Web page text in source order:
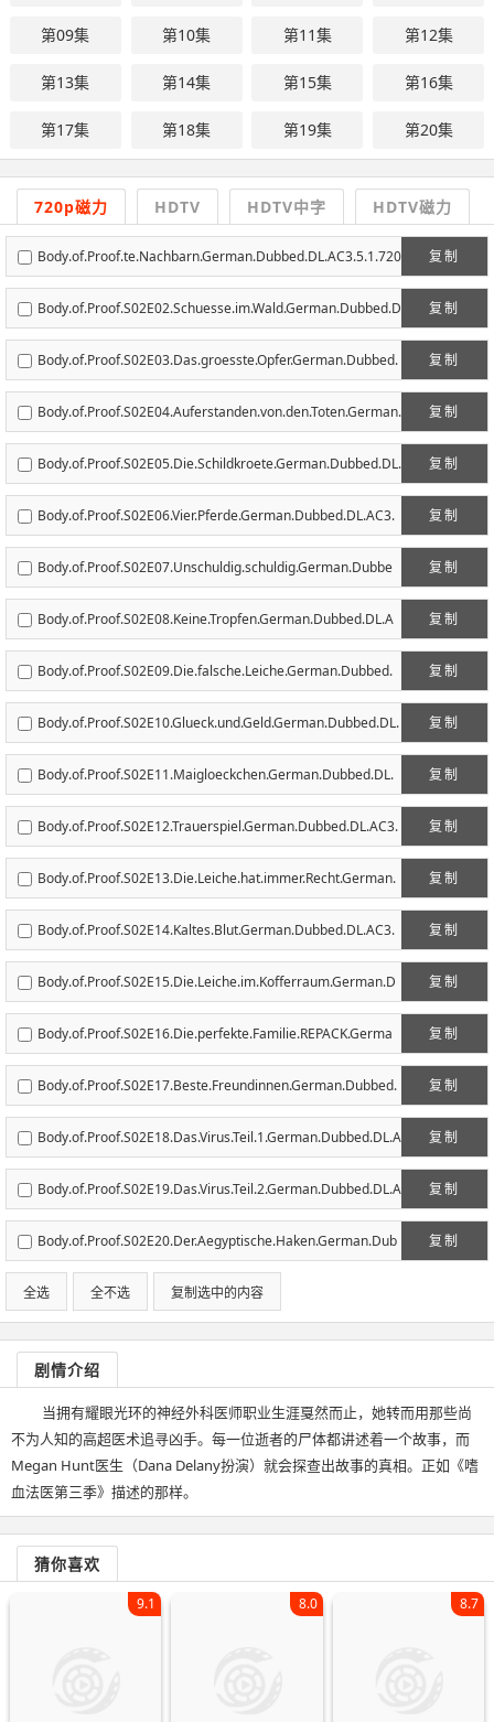
第09集 第10集 第11集 第12集
第13集 第14集 第15集 第16集
第17集 第18集 第19集 第20集
720p磁力 HDTV HDTV中字 HDTV磁力
复制
Body.of.Proof.te.Nachbarn.German.Dubbed.DL.AC3.5.1.720
p.WEB-DL.h264-NERDS.mkv
复制
Body.of.Proof.S02E02.Schuesse.im.Wald.German.Dubbed.D
L.AC3.5.1.720p.WEB-DL.h264-NERDS.mkv
复制
Body.of.Proof.S02E03.Das.groesste.Opfer.German.Dubbed.
DL.AC3.5.1.720p.WEB-DL.h264-NERDS.mkv
复制
Body.of.Proof.S02E04.Auferstanden.von.den.Toten.German.
Dubbed.DL.AC3.5.1.720p.WEB-DL.h264-NERDS.mkv
复制
Body.of.Proof.S02E05.Die.Schildkroete.German.Dubbed.DL.
AC3.5.1.720p.WEB-DL.h264-NERDS.mkv
复制
Body.of.Proof.S02E06.Vier.Pferde.German.Dubbed.DL.AC3.
5.1.720p.WEB-DL.h264-NERDS.mkv
复制
Body.of.Proof.S02E07.Unschuldig.schuldig.German.Dubbe
d.DL.AC3.5.1.720p.WEB-DL.h264-NERDS.mkv
复制
Body.of.Proof.S02E08.Keine.Tropfen.German.Dubbed.DL.A
C3.5.1.720p.WEB-DL.h264-NERDS.mkv
复制
Body.of.Proof.S02E09.Die.falsche.Leiche.German.Dubbed.
DL.AC3.5.1.720p.WEB-DL.h264-NERDS.mkv
复制
Body.of.Proof.S02E10.Glueck.und.Geld.German.Dubbed.DL.
AC3.5.1.720p.WEB-DL.h264-NERDS.mkv
复制
Body.of.Proof.S02E11.Maigloeckchen.German.Dubbed.DL.
AC3.5.1.720p.WEB-DL.h264-NERDS.mkv
复制
Body.of.Proof.S02E12.Trauerspiel.German.Dubbed.DL.AC3.
5.1.720p.WEB-DL.h264-NERDS.mkv
复制
Body.of.Proof.S02E13.Die.Leiche.hat.immer.Recht.German.
Dubbed.DL.AC3.5.1.720p.WEB-DL.h264-NERDS.mkv
复制
Body.of.Proof.S02E14.Kaltes.Blut.German.Dubbed.DL.AC3.
5.1.720p.WEB-DL.h264-NERDS.mkv
复制
Body.of.Proof.S02E15.Die.Leiche.im.Kofferraum.German.D
ubbed.DL.AC3.5.1.720p.WEB-DL.h264-NERDS.mkv
复制
Body.of.Proof.S02E16.Die.perfekte.Familie.REPACK.Germa
n.Dubbed.DL.AC3.5.1.720p.WEB-DL.h264-NERDS.mkv
复制
Body.of.Proof.S02E17.Beste.Freundinnen.German.Dubbed.
DL.AC3.5.1.720p.WEB-DL.h264-NERDS.mkv
复制
Body.of.Proof.S02E18.Das.Virus.Teil.1.German.Dubbed.DL.A
C3.5.1.720p.WEB-DL.h264-NERDS.mkv
复制
Body.of.Proof.S02E19.Das.Virus.Teil.2.German.Dubbed.DL.A
C3.5.1.720p.WEB-DL.h264-NERDS.mkv
复制
Body.of.Proof.S02E20.Der.Aegyptische.Haken.German.Dub
bed.DL.AC3.5.1.720p.WEB-DL.h264-NERDS.mkv
全选 全不选 复制选中的内容
剧情介绍
当拥有耀眼光环的神经外科医师职业生涯戛然而止，她转而用那些尚
不为人知的高超医术追寻凶手。每一位逝者的尸体都讲述着一个故事，而
Megan Hunt医生（Dana Delany扮演）就会探查出故事的真相。正如《嗜
血法医第三季》描述的那样。
猜你喜欢
9.1 8.0 8.7